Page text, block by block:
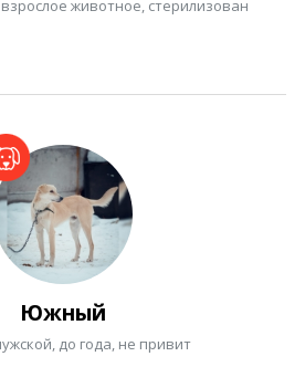
животное, стерилизован
Южный
до года, не привит